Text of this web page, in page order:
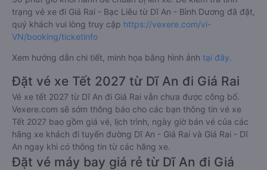
trạng vé xe đi Giá Rai - Bạc Liêu từ Dĩ An - Bình Dương đã đặt,
quý khách vui lòng truy cập https://vexere.com/vi-
VN/booking/ticketinfo
Xem hướng dẫn chi tiết, minh họa bằng hình ảnh tại đây.
Đặt vé xe Tết 2027 từ Dĩ An đi Giá Rai
Vé xe tết 2027 từ Dĩ An đi Giá Rai vẫn chưa được công bố.
Vexere.com sẽ sớm thông báo cho các bạn thông tin vé xe
Tết 2027 bao gồm giá vé, lịch trình, ngày giờ bán vé của các
hãng xe khách đi tuyến đường Dĩ An - Giá Rai và Giá Rai - Dĩ
An ngay khi có thông tin từ các hãng xe.
Đặt vé máy bay giá rẻ từ Dĩ An đi Giá